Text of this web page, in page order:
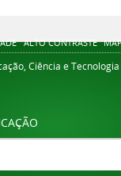
ALTO CONTRASTE
Ciência e